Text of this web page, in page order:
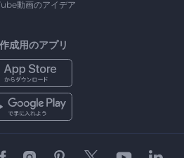
動画のアイデア
成用のアプリ